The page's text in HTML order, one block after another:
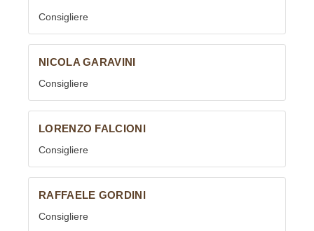
Consigliere
NICOLA GARAVINI
Consigliere
LORENZO FALCIONI
Consigliere
RAFFAELE GORDINI
Consigliere